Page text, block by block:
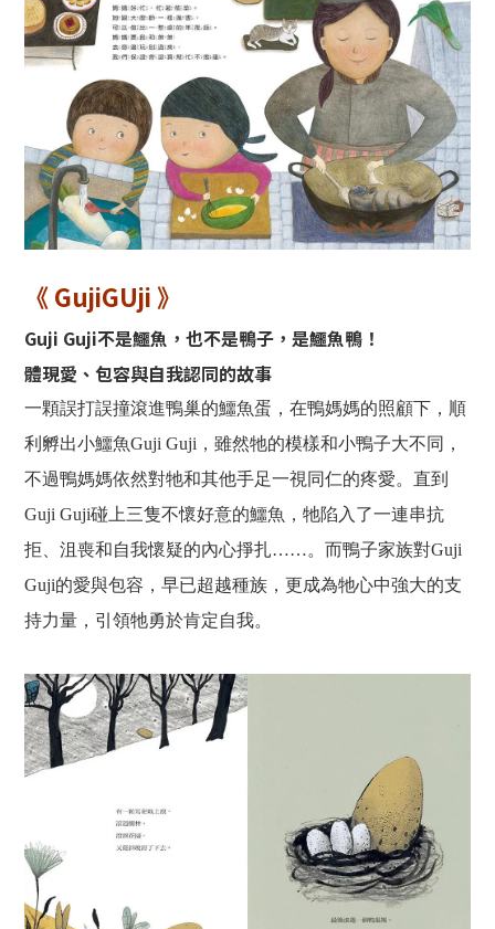
《 GujiGUji 》
Guji Guji不是鱷魚，也不是鴨子，是鱷魚鴨！
體現愛、包容與自我認同的故事
一顆誤打誤撞滾進鴨巢的鱷魚蛋，在鴨媽媽的照顧下，順
利孵出小鱷魚Guji Guji，雖然牠的模樣和小鴨子大不同，
不過鴨媽媽依然對牠和其他手足一視同仁的疼愛。直到
Guji Guji碰上三隻不懷好意的鱷魚，牠陷入了一連串抗
拒、沮喪和自我懷疑的內心掙扎……。而鴨子家族對Guji
Guji的愛與包容，早已超越種族，更成為牠心中強大的支
持力量，引領牠勇於肯定自我。